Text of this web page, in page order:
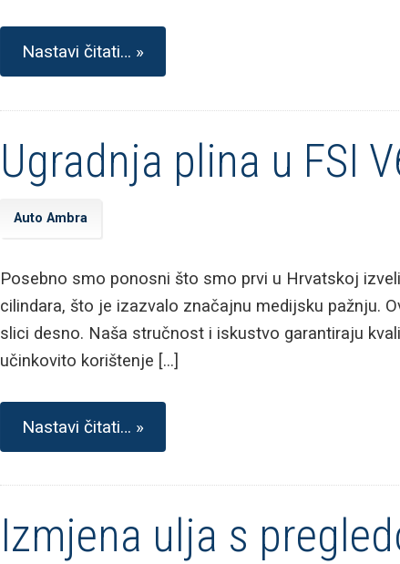
Nastavi čitati… »
Ugradnja plina u FSI
Auto Ambra
Posebno smo ponosni što smo prvi u Hrvatskoj
cilindara, što je izazvalo značajnu medijsku pažnju.
slici desno. Naša stručnost i iskustvo garantiraju
učinkovito korištenje […]
Nastavi čitati… »
Izmjena ulja s